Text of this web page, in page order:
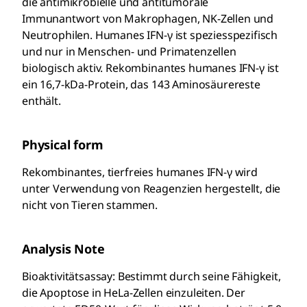
Immunantwort von Makrophagen, NK-Zellen und
Neutrophilen. Humanes IFN-γ ist speziesspezifisch
und nur in Menschen- und Primatenzellen
biologisch aktiv. Rekombinantes humanes IFN-γ ist
ein 16,7-kDa-Protein, das 143 Aminosäurereste
enthält.
Physical form
Rekombinantes, tierfreies humanes IFN-γ wird
unter Verwendung von Reagenzien hergestellt, die
nicht von Tieren stammen.
Analysis Note
Bioaktivitätsassay: Bestimmt durch seine Fähigkeit,
die Apoptose in HeLa-Zellen einzuleiten. Der